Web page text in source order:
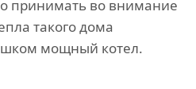
принимать во внимание
такого дома
мощный котел.